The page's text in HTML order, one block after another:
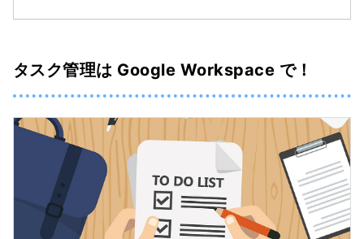
タスク管理は Google Workspace で！